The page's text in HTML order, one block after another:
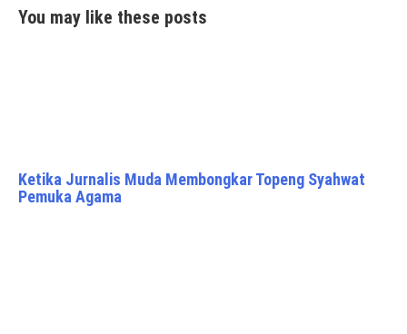
You may like these posts
Ketika Jurnalis Muda Membongkar Topeng Syahwat
Pemuka Agama